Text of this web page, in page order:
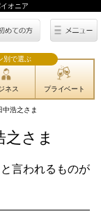
オニア
別で選ぶ
ネス プライベート
浩之さま
之さま
言われるものが